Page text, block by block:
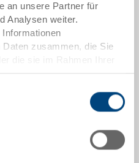
an unsere Partner für
Analysen weiter.
zusammen, die Sie
haben.